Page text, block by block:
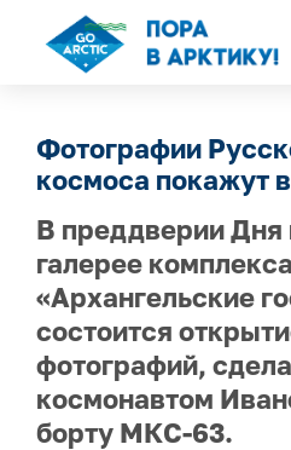
Фотографии
космоса покажут
В преддверии Дня
галерее комплекса
«Архангельские
состоится
фотографий,
космонавтом
борту МКС-63.